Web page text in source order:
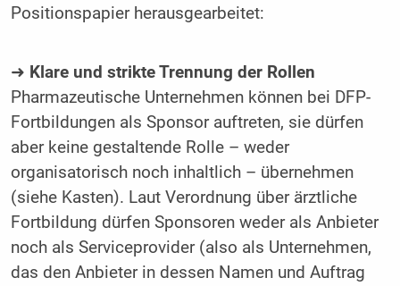
Positionspapier herausgearbeitet:
➜ Klare und strikte Trennung der Rollen
Pharmazeutische Unternehmen können bei DFP-
Fortbildungen als Sponsor auftreten, sie dürfen
aber keine gestaltende Rolle – weder
organisatorisch noch inhaltlich – übernehmen
(siehe Kasten). Laut Verordnung über ärztliche
Fortbildung dürfen Sponsoren weder als Anbieter
noch als Serviceprovider (also als Unternehmen,
das den Anbieter in dessen Namen und Auftrag